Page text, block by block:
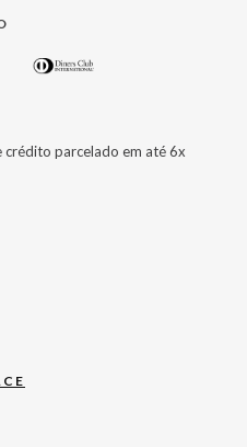
parcelado em até 6x